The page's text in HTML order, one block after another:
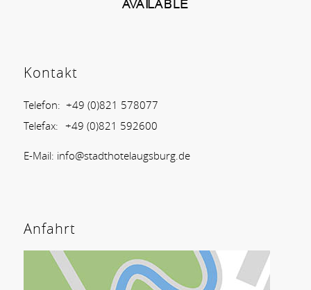
Kontakt
Telefon: +49 (0)821 578077
Telefax: +49 (0)821 592600
E-Mail: info@stadthotelaugsburg.de
Anfahrt